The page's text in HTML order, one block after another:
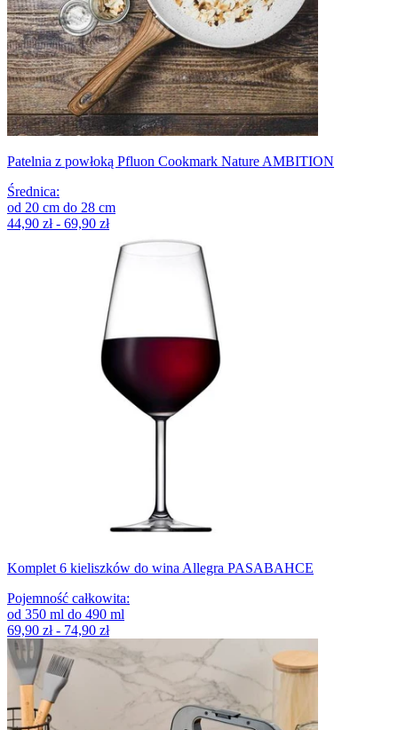
Patelnia z powłoką Pfluon Cookmark Nature AMBITION
Średnica:
od 20 cm do 28 cm
44,90 zł - 69,90 zł
Komplet 6 kieliszków do wina Allegra PASABAHCE
Pojemność całkowita:
od 350 ml do 490 ml
69,90 zł - 74,90 zł